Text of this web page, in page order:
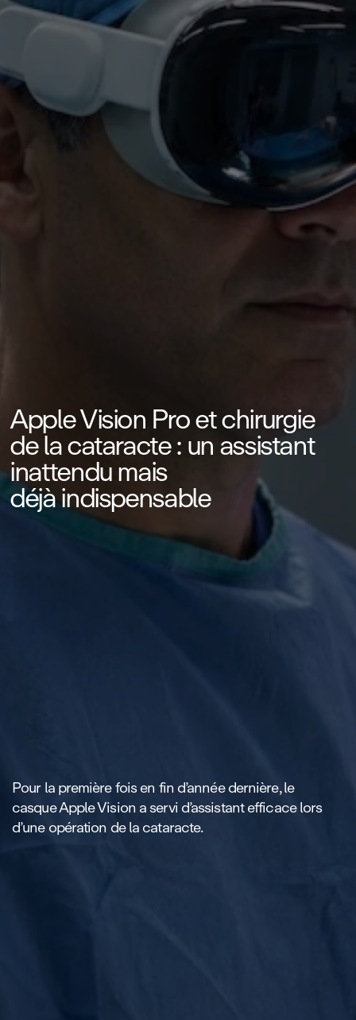
Apple Vision Pro et chirurgie
de la cataracte : un assistant
inattendu mais
déjà indispensable
Pour la première fois en fin d’année dernière, le
casque Apple Vision a servi d’assistant efficace lors
d’une opération de la cataracte.